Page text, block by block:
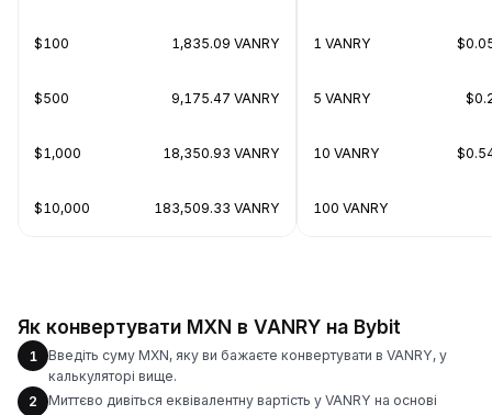
$100 1,835.09 VANRY
$500 9,175.47 VANRY
$1,000 18,350.93 VANRY
$10,000 183,509.33 VANRY
1 VANRY
5 VANRY
10 VANRY
100 VANRY
Як конвертувати MXN в VANRY на Bybit
1
Введіть суму MXN, яку ви бажаєте конвертувати в VANRY, у
калькуляторі вище.
2
Миттєво дивіться еквівалентну вартість у VANRY на основі